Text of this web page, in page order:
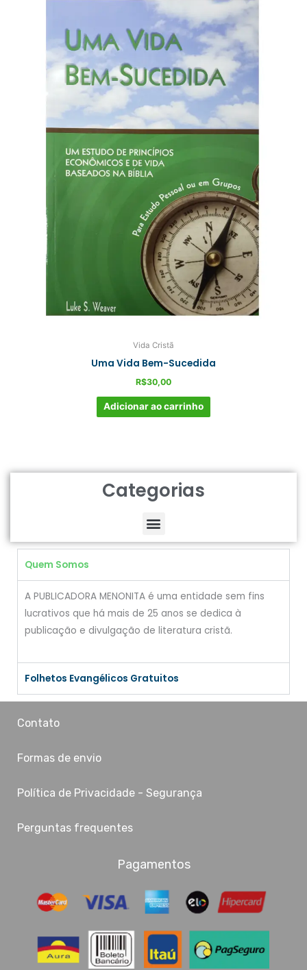
Vida Cristã
Uma Vida Bem-Sucedida
R$30,00
Adicionar ao carrinho
Categorias
Menu
Quem Somos
A PUBLICADORA MENONITA é uma entidade sem fins
lucrativos que há mais de 25 anos se dedica à
publicação e divulgação de literatura cristã.
Folhetos Evangélicos Gratuitos
Contato
Formas de envio
Política de Privacidade - Segurança
Perguntas frequentes
Pagamentos